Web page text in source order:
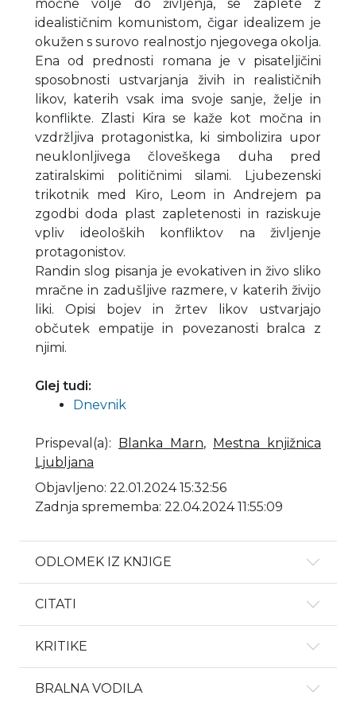
močne volje do življenja, se zaplete z
idealističnim komunistom, čigar idealizem je
okužen s surovo realnostjo njegovega okolja.
Ena od prednosti romana je v pisateljičini
sposobnosti ustvarjanja živih in realističnih
likov, katerih vsak ima svoje sanje, želje in
konflikte. Zlasti Kira se kaže kot močna in
vzdržljiva protagonistka, ki simbolizira upor
neuklonljivega človeškega duha pred
zatiralskimi političnimi silami. Ljubezenski
trikotnik med Kiro, Leom in Andrejem pa
zgodbi doda plast zapletenosti in raziskuje
vpliv ideoloških konfliktov na življenje
protagonistov.
Randin slog pisanja je evokativen in živo sliko
mračne in zadušljive razmere, v katerih živijo
liki. Opisi bojev in žrtev likov ustvarjajo
občutek empatije in povezanosti bralca z
njimi.
Glej tudi:
Dnevnik
Prispeval(a): Blanka Marn, Mestna knjižnica
Ljubljana
Objavljeno: 22.01.2024 15:32:56
Zadnja sprememba: 22.04.2024 11:55:09
ODLOMEK IZ KNJIGE
CITATI
KRITIKE
BRALNA VODILA